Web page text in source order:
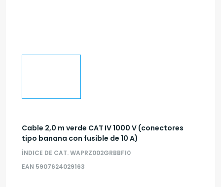
Cable 2,0 m verde CAT IV 1000 V (conectores
tipo banana con fusible de 10 A)
ÍNDICE DE CAT. WAPRZ002GRBBF10
EAN 5907624029163